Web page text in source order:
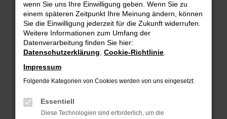
Beim Laden ist ein Fehler aufgetreten.
Hier sind ein paar Tipps, die dir helfen können:
Überprüfe deine Firewall und deine
Internetverbindung.
Laden andere Webseiten, zum Beispiel deine
Suchmaschine?
Prüfe deine Browsererweiterungen.
das Laden bestimmter Seiten verhindern.
Funktioniert die Seite in einem anderen Browser
wenn Sie uns Ihre Einwilligung geben. Wenn Sie zu
einem späteren Zeitpunkt Ihre Meinung ändern, können
Sie die Einwilligung jederzeit für die Zukunft widerrufen.
Weitere Informationen zum Umfang der
Datenverarbeitung finden Sie hier:
Datenschutzerklärung Cookie-Richtlinie
Impressum
Folgende Kategorien von Cookies werden von uns eingesetzt:
Essentiell
Diese Technologien sind erforderlich, um die